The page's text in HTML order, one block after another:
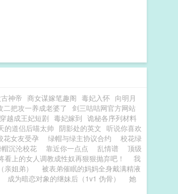
神帝 商女谋嫁笔趣阁 毒妃入怀 向明月
二把攻一养成老婆了
剑三咕咕网官方网站
越成王妃短剧 毒妃嫁到 诡秘各序列材料
的道侣后喵太帅 阴影处的英文 听说你喜欢
花女友受孕 绿帽与绿主协议合约
校花绿
沉沦校花 靠近你一点点 乱情谱
顶级
看上的女人调教成性奴再狠狠抛弃吧！
我
亲姐弟）
被表弟催眠的妈妈全身戴满精液
成为暗恋对象的继妹后（1v1 伪骨）
她